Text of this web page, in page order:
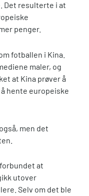
Det resulterte i at
penger.
fotballen i Kina.
maler, og
at Kina prøver å
hente europeiske
men det
at
utover
Selv om det ble